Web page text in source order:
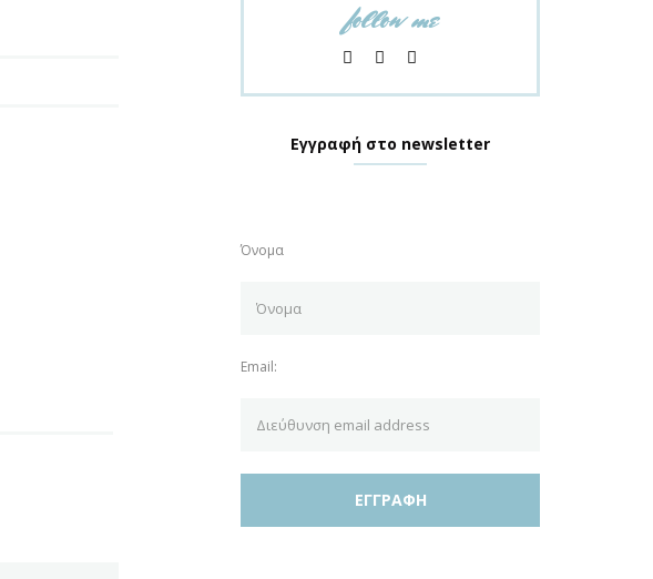
follow me
Εγγραφή στο newsletter
Όνομα
Email: